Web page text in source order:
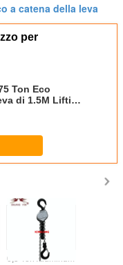
a catena della leva
per
Ton Eco
di 1.5M Lifting
0,5 Ton Aluminum